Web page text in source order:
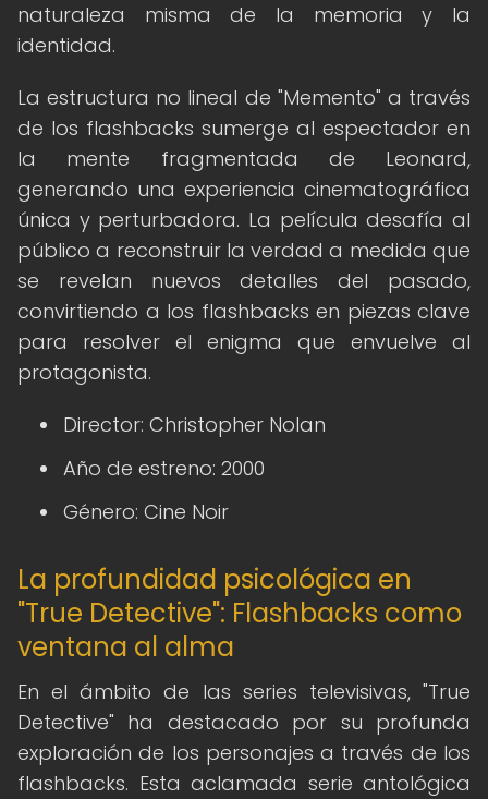
naturaleza misma de la memoria y la
identidad.
La estructura no lineal de "Memento" a través
de los flashbacks sumerge al espectador en
la mente fragmentada de Leonard,
generando una experiencia cinematográfica
única y perturbadora. La película desafía al
público a reconstruir la verdad a medida que
se revelan nuevos detalles del pasado,
convirtiendo a los flashbacks en piezas clave
para resolver el enigma que envuelve al
protagonista.
Director: Christopher Nolan
Año de estreno: 2000
Género: Cine Noir
La profundidad psicológica en
"True Detective": Flashbacks como
ventana al alma
En el ámbito de las series televisivas, "True
Detective" ha destacado por su profunda
exploración de los personajes a través de los
flashbacks. Esta aclamada serie antológica